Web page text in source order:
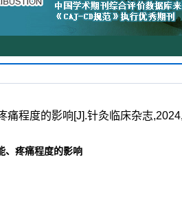
程度的影响[J].针灸临床杂志
、疼痛程度的影响